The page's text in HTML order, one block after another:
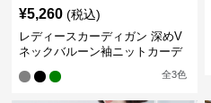
¥5,260 (税込)
レディースカーディガン 深めV
ネックバルーン袖ニットカーデ
全3色